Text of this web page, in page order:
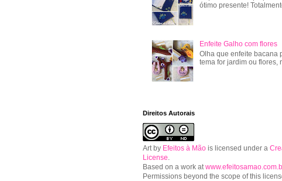
ótimo presente!
Enfeite Galho com flores
Olha que enfeite bacana
tema for jardim ou flores,
Direitos Autorais
Art by Efeitos à Mão is licensed under a
License
Based on a work at
Permissions beyond the scope of this